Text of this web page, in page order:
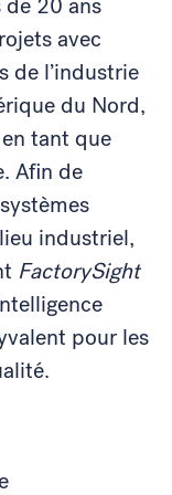
20 ans
avec
de l’industrie
du Nord,
tant que
Afin de
industriel,
FactorySight
pour les